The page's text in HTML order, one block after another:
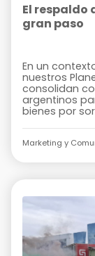
El respaldo
gran paso
En un
nuestros
consolidan
argentinos
bienes por
Marketing y